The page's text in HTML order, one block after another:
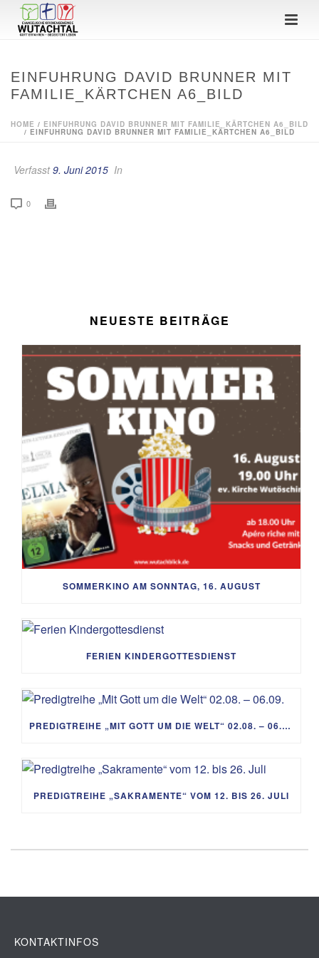
EINFUHRUNG DAVID BRUNNER MIT
FAMILIE_KÄRTCHEN A6_BILD
HOME / EINFUHRUNG DAVID BRUNNER MIT FAMILIE_KÄRTCHEN A6_BILD
/ EINFUHRUNG DAVID BRUNNER MIT FAMILIE_KÄRTCHEN A6_BILD
Verfasst9. Juni 2015 In
0
NEUESTE BEITRÄGE
SOMMERKINO AM SONNTAG, 16. AUGUST
FERIEN KINDERGOTTESDIENST
PREDIGTREIHE „MIT GOTT UM DIE WELT“ 02.08. – 06.09.
PREDIGTREIHE „SAKRAMENTE“ VOM 12. BIS 26. JULI
KONTAKTINFOS